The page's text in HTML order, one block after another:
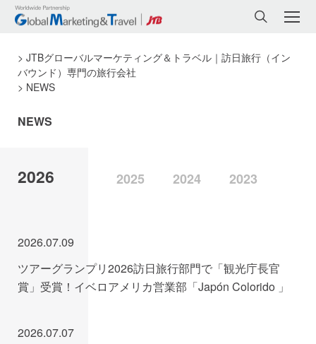
JTBグローバルマーケティング＆トラベル｜訪日旅行（イン
バウンド）専門の旅行会社
NEWS
NEWS
2026 2025 2024 2023
2026.07.09
ツアーグランプリ2026訪日旅行部門で「観光庁長官
賞」受賞！イベロアメリカ営業部「Japón Colorido 」
2026.07.07